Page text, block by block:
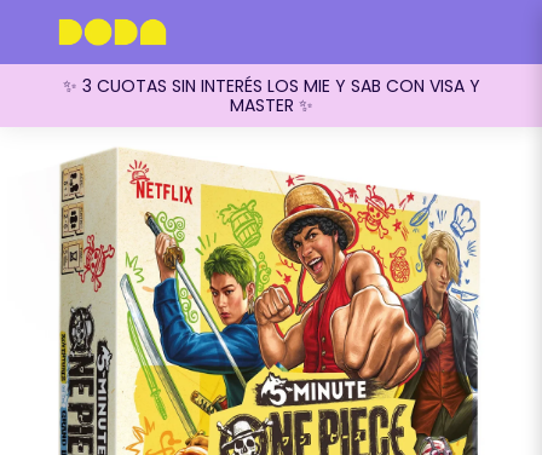
✨ 3 CUOTAS SIN INTERÉS LOS MIE Y SAB CON VISA Y
MASTER ✨